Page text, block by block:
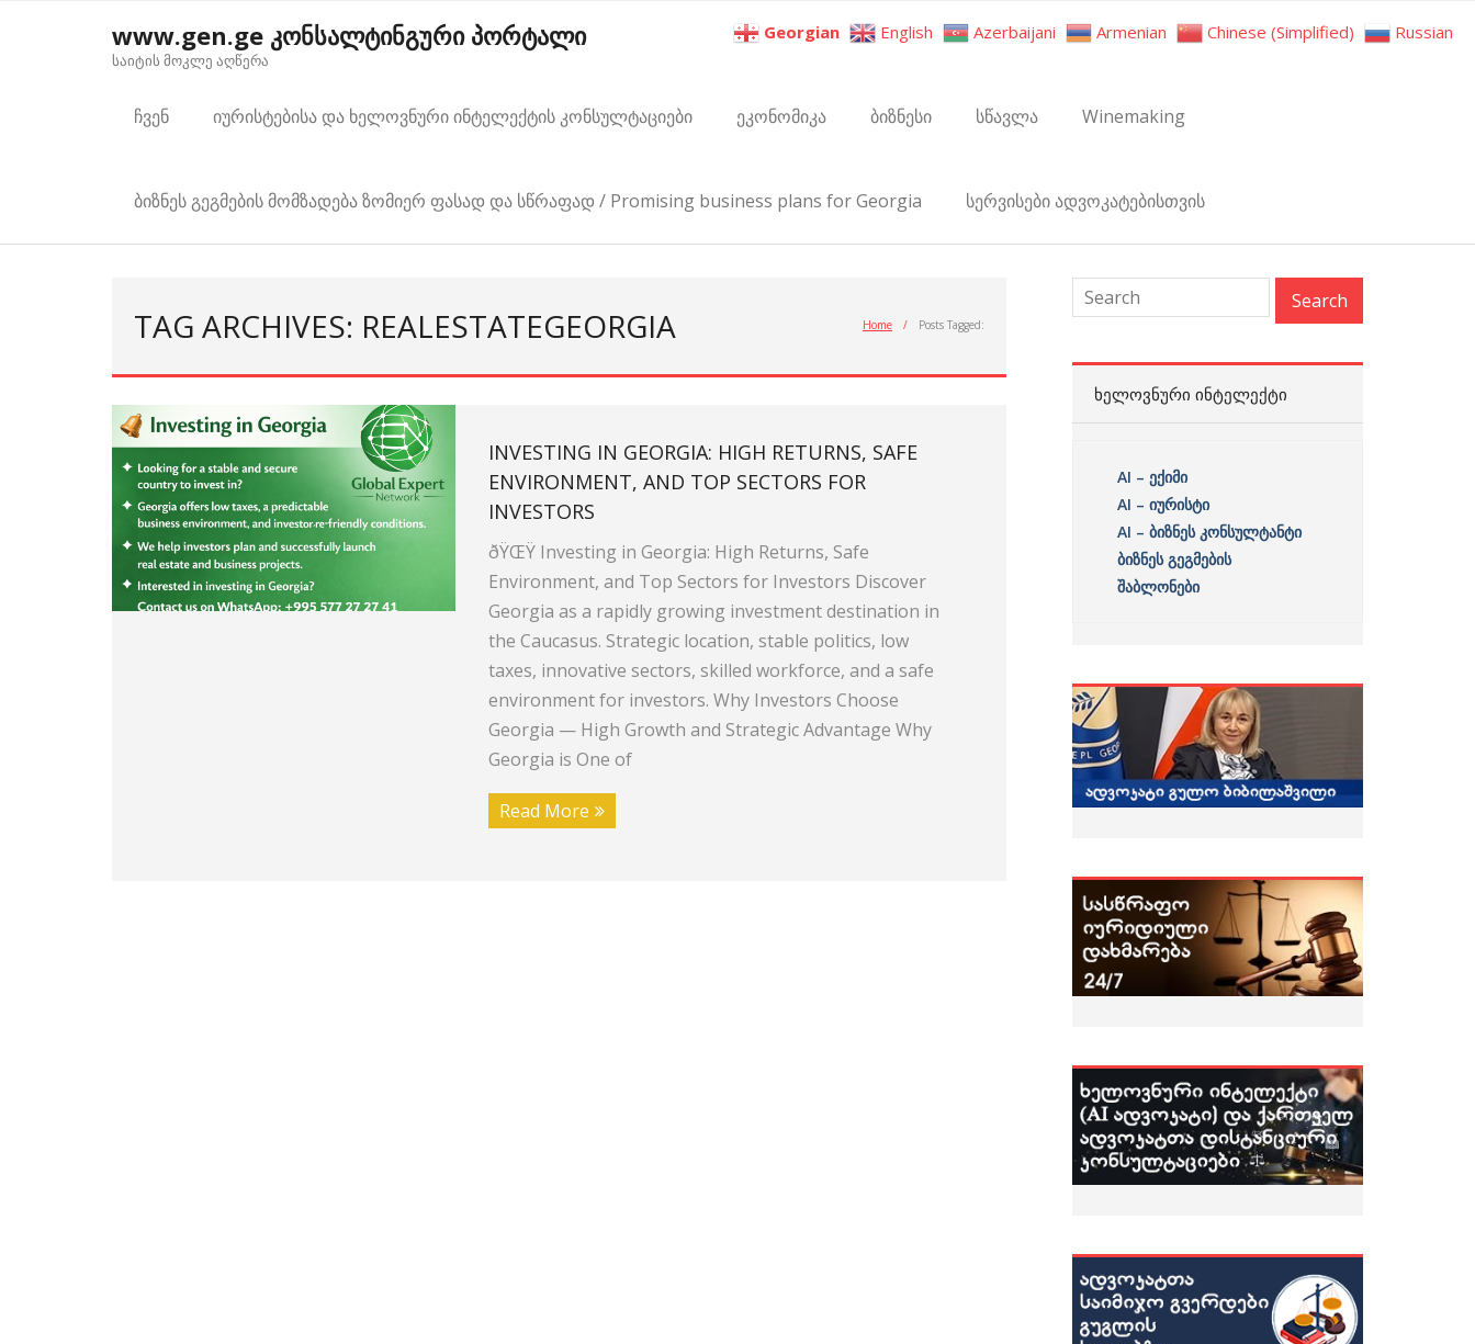
www.gen.ge კონსალტინგური პორტალი
საიტის მოკლე აღწერა
ჩვენ იურისტებისა და ხელოვნური ინტელექტის კონსულტაციები ეკონომიკა ბიზნესი სწავლა Winemaking
ბიზნეს გეგმების მომზადება ზომიერ ფასად და სწრაფად / Promising business plans for Georgia სერვისები ადვოკატებისთვის
TAG ARCHIVES: REALESTATEGEORGIA Home / Posts Tagged:
INVESTING IN GEORGIA: HIGH RETURNS, SAFE
ENVIRONMENT, AND TOP SECTORS FOR
INVESTORS
ðŸŒŸ Investing in Georgia: High Returns, Safe
Environment, and Top Sectors for Investors Discover
Georgia as a rapidly growing investment destination in
the Caucasus. Strategic location, stable politics, low
taxes, innovative sectors, skilled workforce, and a safe
environment for investors. Why Investors Choose
Georgia — High Growth and Strategic Advantage Why
Georgia is One of
Read More
ᲮᲔᲚᲝᲕᲜᲣᲠᲘ ᲘᲜᲢᲔᲚᲔᲥᲢᲘ
AI – ექიმი
AI – იურისტი
AI – ბიზნეს კონსულტანტი
ბიზნეს გეგმების
შაბლონები
Georgian English Azerbaijani Armenian Chinese (Simplified) Russian